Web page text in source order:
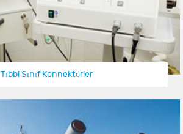
Tıbbi Sınıf Konnektörler